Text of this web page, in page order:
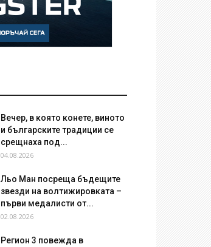
Вечер, в която конете, виното
и българските традиции се
срещнаха под...
04.08.2026
Льо Ман посреща бъдещите
звезди на волтижировката –
първи медалисти от...
02.08.2026
Регион 3 повежда в